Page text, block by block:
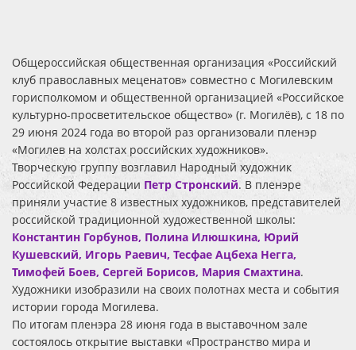
Общероссийская общественная организация «Российский
клуб православных меценатов» совместно с Могилевским
горисполкомом и общественной организацией «Российское
культурно-просветительское общество» (г. Могилёв), с 18 по
29 июня 2024 года во второй раз организовали пленэр
«Могилев на холстах российских художников».
Творческую группу возглавил Народный художник
Российской Федерации Петр Стронский. В пленэре
приняли участие 8 известных художников, представителей
российской традиционной художественной школы:
Константин Горбунов, Полина Илюшкина, Юрий
Кушевский, Игорь Раевич, Тесфае Ацбеха Негга,
Тимофей Боев, Сергей Борисов, Мария Смахтина.
Художники изобразили на своих полотнах места и события
истории города Могилева.
По итогам пленэра 28 июня года в выставочном зале
состоялось открытие выставки «Пространство мира и